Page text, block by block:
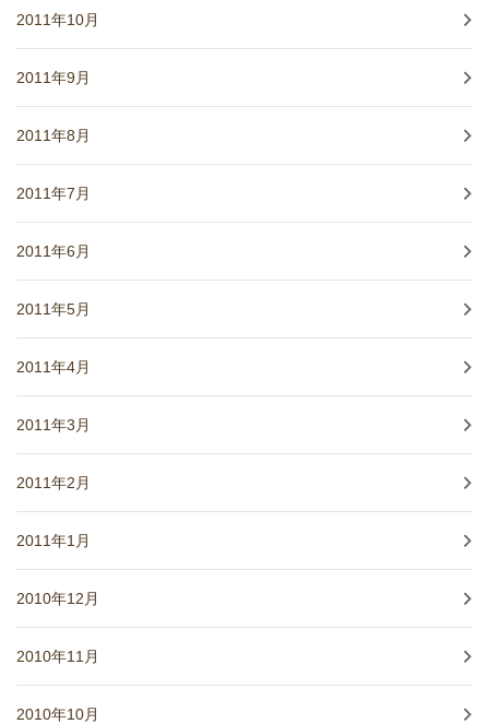
2011年10月
2011年9月
2011年8月
2011年7月
2011年6月
2011年5月
2011年4月
2011年3月
2011年2月
2011年1月
2010年12月
2010年11月
2010年10月